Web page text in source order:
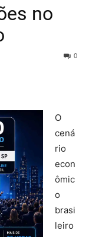
no
0
O
cená
rio
econ
ômic
o
brasi
leiro